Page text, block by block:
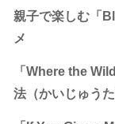
親子で楽しむ「
メ
「Where the
法（かいじゅう